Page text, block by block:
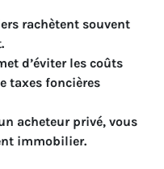
rachètent souvent
d’éviter les coûts
taxes foncières
acheteur privé, vous
immobilier.